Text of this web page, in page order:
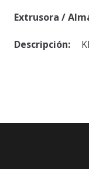
Extrusora /
Descripción: